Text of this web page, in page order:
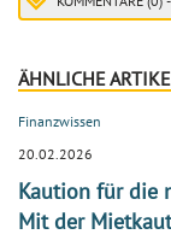
ÄHNLICHE
Finanzwissen
20.02.2026
Kaution für die
Mit der